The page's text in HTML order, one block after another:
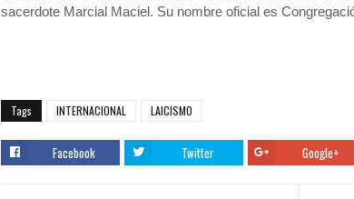
sacerdote Marcial Maciel. Su nombre oficial es
Tags INTERNACIONAL LAICISMO
Facebook Twitter Google+